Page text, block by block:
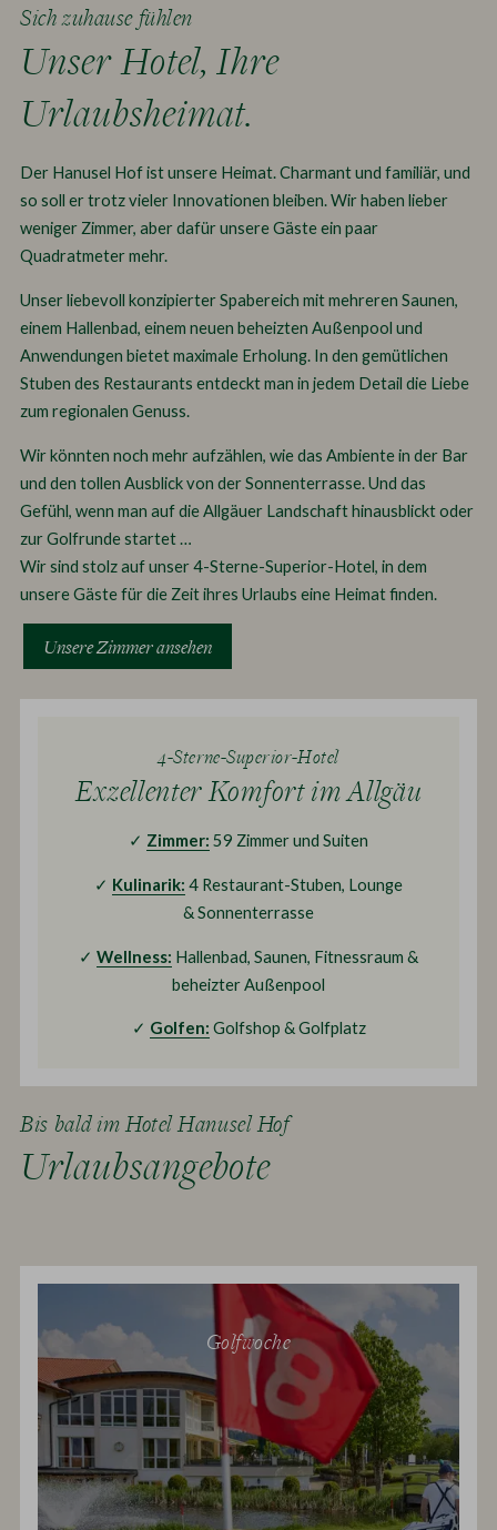
Sich zuhause fühlen
Unser Hotel, Ihre
Urlaubsheimat.
Der Hanusel Hof ist unsere Heimat. Charmant und familiär, und
so soll er trotz vieler Innovationen bleiben. Wir haben lieber
weniger Zimmer, aber dafür unsere Gäste ein paar
Quadratmeter mehr.
Unser liebevoll konzipierter Spabereich mit mehreren Saunen,
einem Hallenbad, einem neuen beheizten Außenpool und
Anwendungen bietet maximale Erholung. In den gemütlichen
Stuben des Restaurants entdeckt man in jedem Detail die Liebe
zum regionalen Genuss.
Wir könnten noch mehr aufzählen, wie das Ambiente in der Bar
und den tollen Ausblick von der Sonnenterrasse. Und das
Gefühl, wenn man auf die Allgäuer Landschaft hinausblickt oder
zur Golfrunde startet …
Wir sind stolz auf unser 4-Sterne-Superior-Hotel, in dem
unsere Gäste für die Zeit ihres Urlaubs eine Heimat finden.
Unsere Zimmer ansehen
4-Sterne-Superior-Hotel
Exzellenter Komfort im Allgäu
✓ Zimmer: 59 Zimmer und Suiten
✓ Kulinarik: 4 Restaurant-Stuben, Lounge
& Sonnenterrasse
✓ Wellness: Hallenbad, Saunen, Fitnessraum &
beheizter Außenpool
✓ Golfen: Golfshop & Golfplatz
Bis bald im Hotel Hanusel Hof
Urlaubsangebote
Golfwoche